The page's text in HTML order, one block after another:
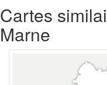
Cartes
Marne